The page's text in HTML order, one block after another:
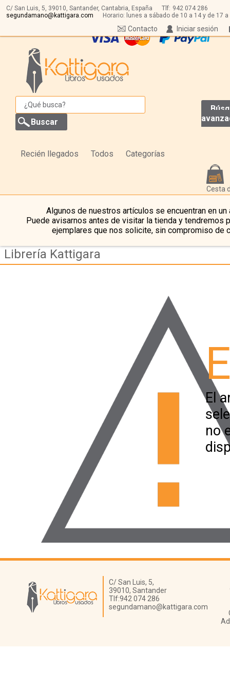
C/ San Luis, 5, 39010, Santander, Cantabria, España Tlf: 942 074 286
segundamano@kattigara.com
Horario: lunes a sábado de 10 a 14 y de 17 a
Iniciar sesión
Contacto
Recién llegados Todos Categorías
Cesta
Algunos de nuestros artículos se encuentran en un
Puede avisarnos antes de visitar la tienda y tendremos
ejemplares que nos solicite, sin compromiso de
Librería Kattigara
El
no
Librería Kattigara
C/ San Luis, 5,
39010, Santander
Tlf:942 074 286
segundamano@kattigara.com